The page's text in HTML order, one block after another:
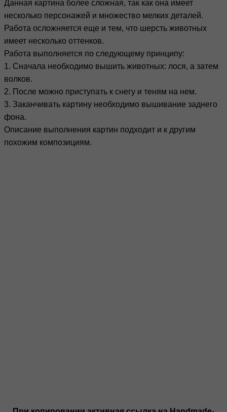
Данная картина более сложная, так как она имеет
несколько персонажей и множество мелких деталей.
Работа осложняется еще и тем, что шерсть животных
имеет несколько оттенков.
Работа выполняется по следующему принципу:
1. Сначала необходимо вышить животных: лося, а затем
волков.
2. После можно приступать к снегу и теням на нем.
3. Заканчивать картину необходимо вышивание заднего
фона.
Описание выполнения картин подходит и к другим
похожим композициям.